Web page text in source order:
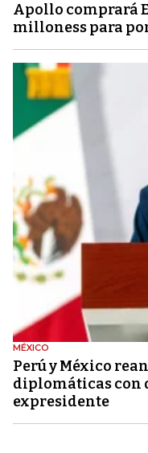
Apollo comprará
milloness para
MÉXICO
Perú y México
diplomáticas con
expresidente